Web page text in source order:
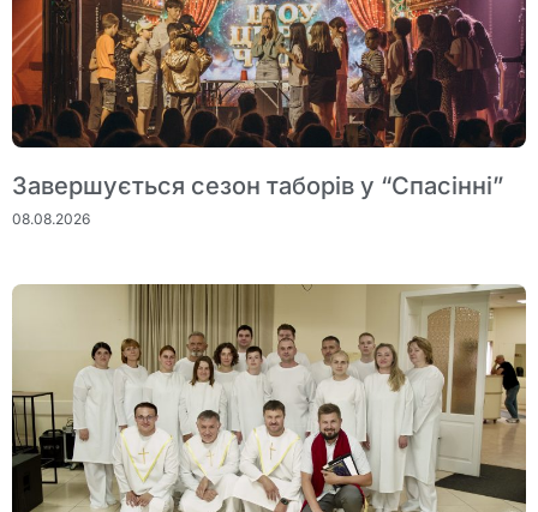
Завершується сезон таборів у “Спасінні”
08.08.2026